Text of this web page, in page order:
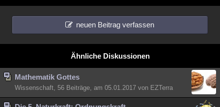
neuen Beitrag verfassen
Ähnliche Diskussionen
Mathematik Gottes
Wissenschaft, 56 Beiträge, am 05.01.2017 von EZTerra